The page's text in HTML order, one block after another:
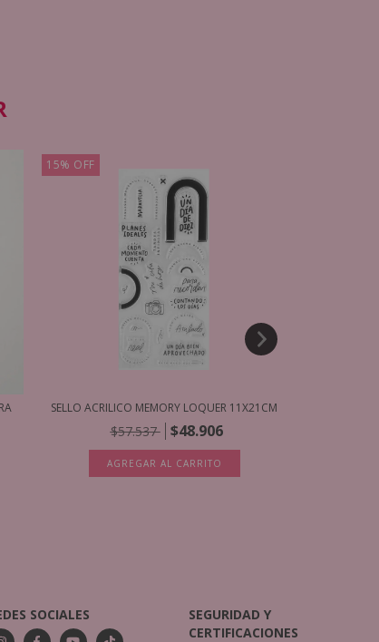
15% OFF
SELLO ACRILICO MEMORY LOQUER 11X21CM
$57.537 $48.906
AGREGAR AL CARRITO
SOCIALES
SEGURIDAD Y
CERTIFICACIONES